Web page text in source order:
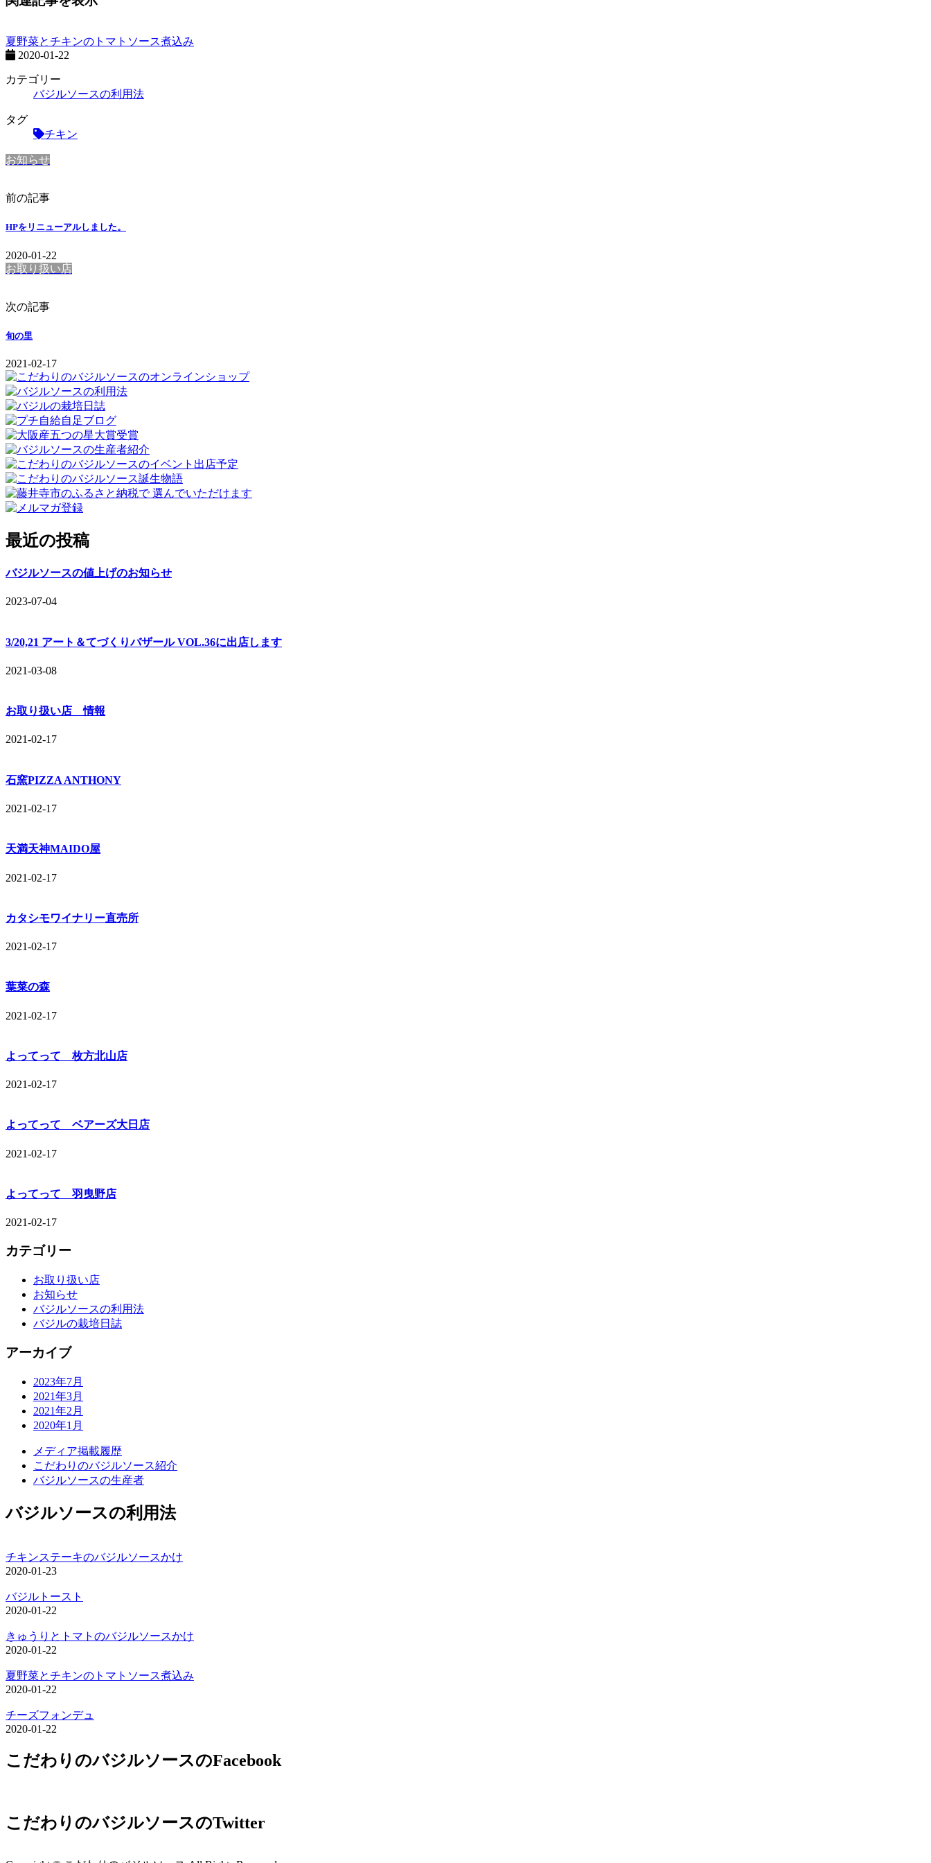
夏野菜とチキンのトマトソース煮込み
2020-01-22
カテゴリー
バジルソースの利用法
タグ
チキン
お知らせ
前の記事
HPをリニューアルしました。
2020-01-22
お取り扱い店
次の記事
旬の里
2021-02-17
最近の投稿
バジルソースの値上げのお知らせ
2023-07-04
3/20,21 アート＆てづくりバザール VOL.36に出店します
2021-03-08
お取り扱い店 情報
2021-02-17
石窯PIZZA ANTHONY
2021-02-17
天満天神MAIDO屋
2021-02-17
カタシモワイナリー直売所
2021-02-17
葉菜の森
2021-02-17
よってって 枚方北山店
2021-02-17
よってって ベアーズ大日店
2021-02-17
よってって 羽曳野店
2021-02-17
カテゴリー
お取り扱い店
お知らせ
バジルソースの利用法
バジルの栽培日誌
アーカイブ
2023年7月
2021年3月
2021年2月
2020年1月
メディア掲載履歴
こだわりのバジルソース紹介
バジルソースの生産者
バジルソースの利用法
チキンステーキのバジルソースかけ
2020-01-23
バジルトースト
2020-01-22
きゅうりとトマトのバジルソースかけ
2020-01-22
夏野菜とチキンのトマトソース煮込み
2020-01-22
チーズフォンデュ
2020-01-22
こだわりのバジルソースのFacebook
こだわりのバジルソースのTwitter